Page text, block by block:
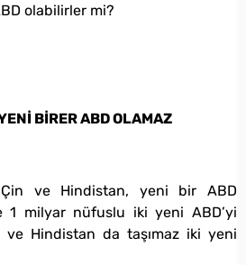
olabilirler mi?
BİRER ABD OLAMAZ
ve Hindistan, yeni bir ABD
1 milyar nüfuslu iki yeni ABD’yi
ve Hindistan da taşımaz iki yeni